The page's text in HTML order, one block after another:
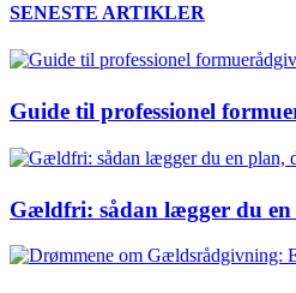
SENESTE ARTIKLER
Guide til professionel
Gældfri: sådan lægger du